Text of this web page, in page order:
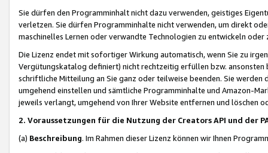
Sie dürfen den Programminhalt nicht dazu verwenden, geistiges
verletzen. Sie dürfen Programminhalte nicht verwenden, um direkt
maschinelles Lernen oder verwandte Technologien zu entwickeln
Die Lizenz endet mit sofortiger Wirkung automatisch, wenn Sie zu
Vergütungskatalog definiert) nicht rechtzeitig erfüllen bzw. ansonsten
schriftliche Mitteilung an Sie ganz oder teilweise beenden. Sie werden
umgehend einstellen und sämtliche Programminhalte und Amazon-
jeweils verlangt, umgehend von Ihrer Website entfernen und löschen
2. Voraussetzungen für die Nutzung der Creators API und der
(a) Beschreibung. Im Rahmen dieser Lizenz können wir Ihnen